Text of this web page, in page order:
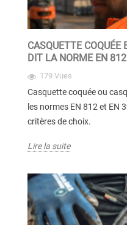
CASQUETTE COQUÉE
DIT LA NORME EN
179 Vues
Casquette coquée ou
les normes EN 812 et EN
critères de choix.
Lire la suite